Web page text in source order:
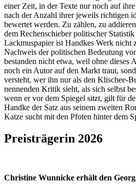
einer Zeit, in der Texte nur noch auf
nach der Anzahl ihrer jeweils richtigen
bewertet werden. Zu zählen, zu
dem Rechenschieber politischer
Lackmuspapier ist Handkes Werk nicht
Nachweis der politischen Bedeutung
bestanden nicht etwa, weil ohne dieses
noch ein Autor auf den Markt traut,
versteht, wer ihn nur als den Klischee-
nennenden Kritik sieht, als sich selbst
wenn er vor dem Spiegel sitzt, gilt für
Handke der Satz aus seinem zweiten
Katze sucht mit den Pfoten hinter dem
Preisträgerin 2026
Christine Wunnicke erhält den